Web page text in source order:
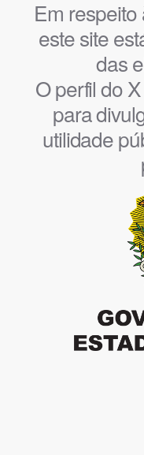
Em respeito
este site
das
O perfil do X
para
utilidade